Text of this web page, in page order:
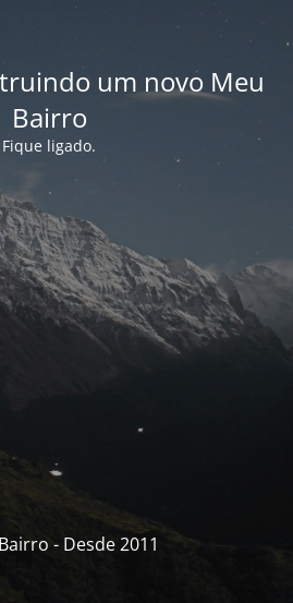
um novo Meu
Bairro
Fique ligado.
- Desde 2011